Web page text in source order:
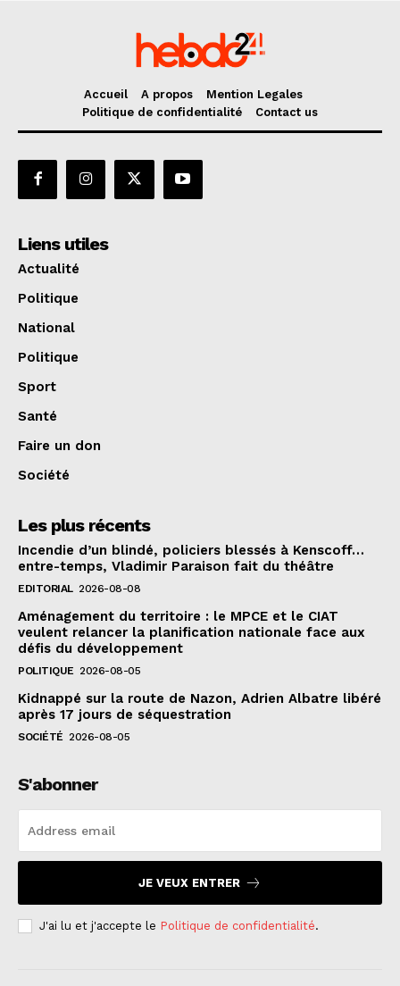
Accueil A propos
Mention Legales
Politique de confidentialité
Contact us
Liens utiles
Actualité
Politique
National
Politique
Sport
Santé
Faire un don
Société
Les plus récents
Incendie d’un blindé, policiers blessés à Kenscoff…
entre-temps, Vladimir Paraison fait du théâtre
EDITORIAL 2026-08-08
Aménagement du territoire : le MPCE et le CIAT
veulent relancer la planification nationale face aux
défis du développement
POLITIQUE 2026-08-05
Kidnappé sur la route de Nazon, Adrien Albatre libéré
après 17 jours de séquestration
SOCIÉTÉ 2026-08-05
S'abonner
JE VEUX ENTRER
J'ai lu et j'accepte le Politique de confidentialité.